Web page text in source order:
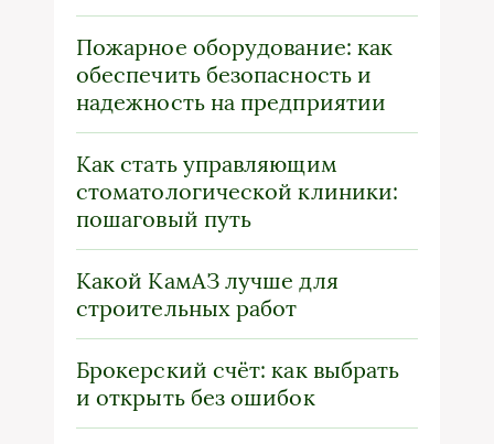
Пожарное оборудование: как
обеспечить безопасность и
надежность на предприятии
Как стать управляющим
стоматологической клиники:
пошаговый путь
Какой КамАЗ лучше для
строительных работ
Брокерский счёт: как выбрать
и открыть без ошибок